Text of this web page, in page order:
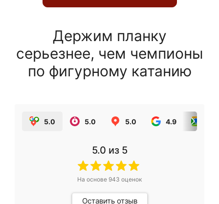
Держим планку
серьезнее, чем чемпионы
по фигурному катанию
5.0 5.0 5.0 4.9
5.0 из 5
На основе 943 оценок
Оставить отзыв